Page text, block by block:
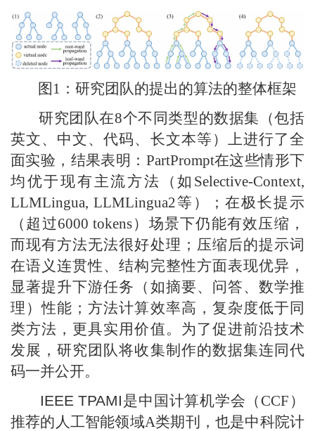
图1：研究团队的提出的算法的整体框架
研究团队在8个不同类型的数据集（包括
英文、中文、代码、长文本等）上进行了全
面实验，结果表明：PartPrompt在这些情形下
均优于现有主流方法（如Selective-Context,
LLMLingua, LLMLingua2等）；在极长提示
（超过6000 tokens）场景下仍能有效压缩，
而现有方法无法很好处理；压缩后的提示词
在语义连贯性、结构完整性方面表现优异，
显著提升下游任务（如摘要、问答、数学推
理）性能；方法计算效率高，复杂度低于同
类方法，更具实用价值。为了促进前沿技术
发展，研究团队将收集制作的数据集连同代
码一并公开。
IEEE TPAMI是中国计算机学会（CCF）
推荐的人工智能领域A类期刊，也是中科院计